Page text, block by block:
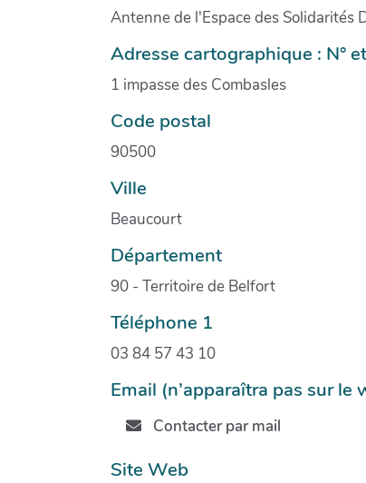
Antenne de l'Espace des Solidarités
Adresse cartographique : N°
1 impasse des Combasles
Code postal
90500
Ville
Beaucourt
Département
90 - Territoire de Belfort
Téléphone 1
03 84 57 43 10
Email (n’apparaîtra pas sur le
Contacter par mail
Site Web